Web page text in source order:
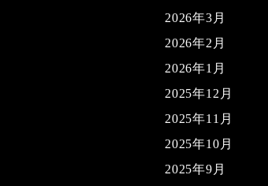
2026年3月
2026年2月
2026年1月
2025年12月
2025年11月
2025年10月
2025年9月